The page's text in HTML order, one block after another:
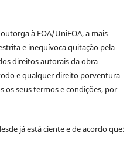
outorga à FOA/UniFOA, a mais
e inequívoca quitação pela
direitos autorais da obra
e qualquer direito porventura
os seus termos e condições, por
já está ciente e de acordo que: